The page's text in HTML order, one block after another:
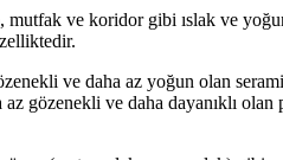
ve koridor gibi ıslak ve
ve daha az yoğun olan
gözenekli ve daha dayanıklı